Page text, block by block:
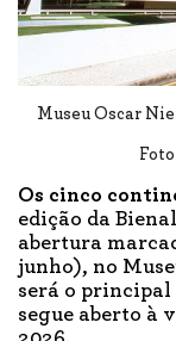
Museu Oscar
Foto
Os cinco
edição da
abertura
junho), no
será o principal
segue aberto à